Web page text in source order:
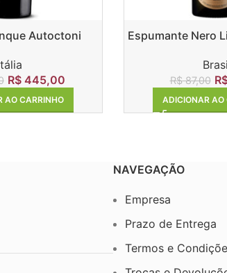
Autoctoni
R$445,00
AO CARRINHO
Espumante Nero
R$87,00
ADICIONAR AO
NAVEGAÇÃO
Empresa
Prazo de Entrega
Termos e